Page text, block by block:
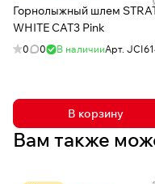
Горнолыжный шлем
WHITE CAT3 Pink
0 0 В наличииАрт.
В корзину
Вам также